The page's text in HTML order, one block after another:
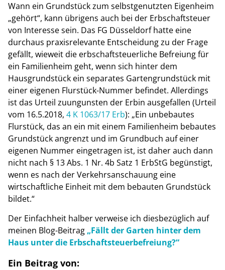
Wann ein Grundstück zum selbstgenutzten Eigenheim
„gehört“, kann übrigens auch bei der Erbschaftsteuer
von Interesse sein. Das FG Düsseldorf hatte eine
durchaus praxisrelevante Entscheidung zu der Frage
gefällt, wieweit die erbschaftsteuerliche Befreiung für
ein Familienheim geht, wenn sich hinter dem
Hausgrundstück ein separates Gartengrundstück mit
einer eigenen Flurstück-Nummer befindet. Allerdings
ist das Urteil zuungunsten der Erbin ausgefallen (Urteil
vom 16.5.2018, 4 K 1063/17 Erb): „Ein unbebautes
Flurstück, das an ein mit einem Familienheim bebautes
Grundstück angrenzt und im Grundbuch auf einer
eigenen Nummer eingetragen ist, ist daher auch dann
nicht nach § 13 Abs. 1 Nr. 4b Satz 1 ErbStG begünstigt,
wenn es nach der Verkehrsanschauung eine
wirtschaftliche Einheit mit dem bebauten Grundstück
bildet.“
Der Einfachheit halber verweise ich diesbezüglich auf
meinen Blog-Beitrag „Fällt der Garten hinter dem
Haus unter die Erbschaftsteuerbefreiung?“
Ein Beitrag von: